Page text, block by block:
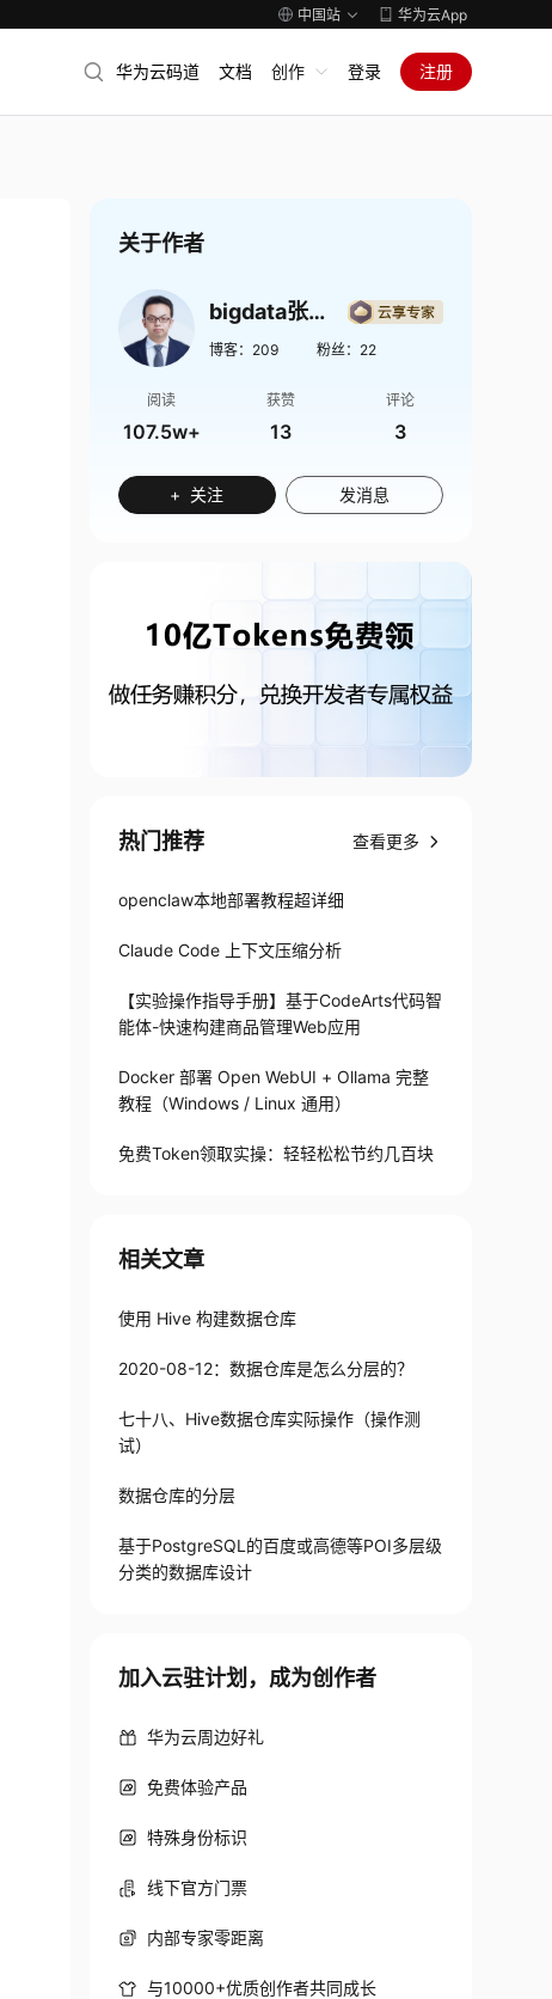
中国站 华为云App
华为云码道 文档 创作 登录 注册
关于作者
bigdata张凯翔
博客： 209 粉丝： 22
阅读
107.5w+
获赞
13
评论
3
+ 关注 发消息
热门推荐 查看更多
openclaw本地部署教程超详细
Claude Code 上下文压缩分析
【实验操作指导手册】基于CodeArts代码智
能体-快速构建商品管理Web应用
Docker 部署 Open WebUI + Ollama 完整
教程（Windows / Linux 通用）
免费Token领取实操：轻轻松松节约几百块
相关文章
使用 Hive 构建数据仓库
2020-08-12：数据仓库是怎么分层的？
七十八、Hive数据仓库实际操作（操作测
试）
数据仓库的分层
基于PostgreSQL的百度或高德等POI多层级
分类的数据库设计
加入云驻计划，成为创作者
华为云周边好礼
免费体验产品
特殊身份标识
线下官方门票
内部专家零距离
与10000+优质创作者共同成长